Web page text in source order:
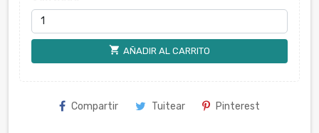
shopping_cart AÑADIR AL CARRITO
Compartir Tuitear Pinterest